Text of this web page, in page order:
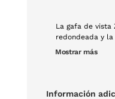
La gafa de
redondeada y
accesorio que
Mostrar más
Información